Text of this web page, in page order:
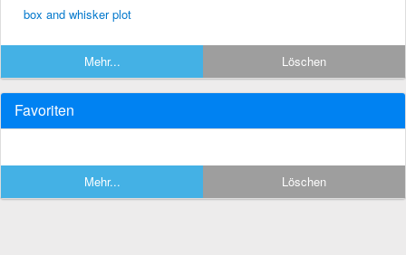
box and whisker plot
Mehr... Löschen
Favoriten
Mehr... Löschen